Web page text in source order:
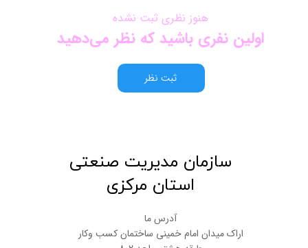
هنوز نظری ثبت نشده
اولین نفری باشید که نظر می‌دهید
ثبت نظر
​سازمان مدیریت صنعتی
استان مرکزی
آدرس ما
اراک میدان امام خمینی ساختمان کسب وکار